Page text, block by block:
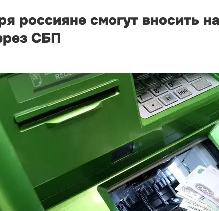
россияне смогут вносить
СБП